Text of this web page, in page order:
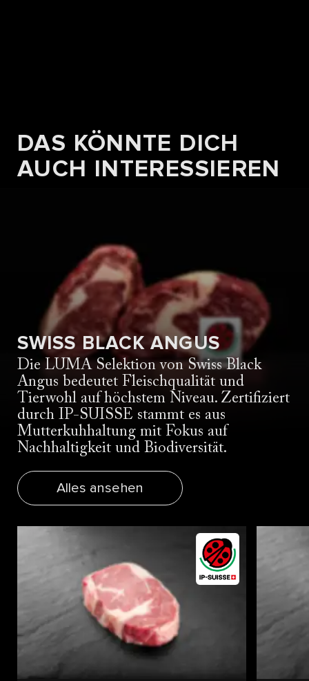
DAS KÖNNTE DICH
AUCH INTERESSIEREN
SWISS BLACK ANGUS
Die LUMA Selektion von Swiss Black
Angus bedeutet Fleischqualität und
Tierwohl auf höchstem Niveau. Zertifiziert
durch IP-SUISSE stammt es aus
Mutterkuhhaltung mit Fokus auf
Nachhaltigkeit und Biodiversität.
Alles ansehen